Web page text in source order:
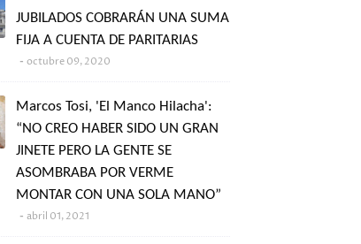
JUBILADOS COBRARÁN UNA SUMA
FIJA A CUENTA DE PARITARIAS
octubre 09, 2020
Marcos Tosi, 'El Manco Hilacha':
“NO CREO HABER SIDO UN GRAN
JINETE PERO LA GENTE SE
ASOMBRABA POR VERME
MONTAR CON UNA SOLA MANO”
abril 01, 2021